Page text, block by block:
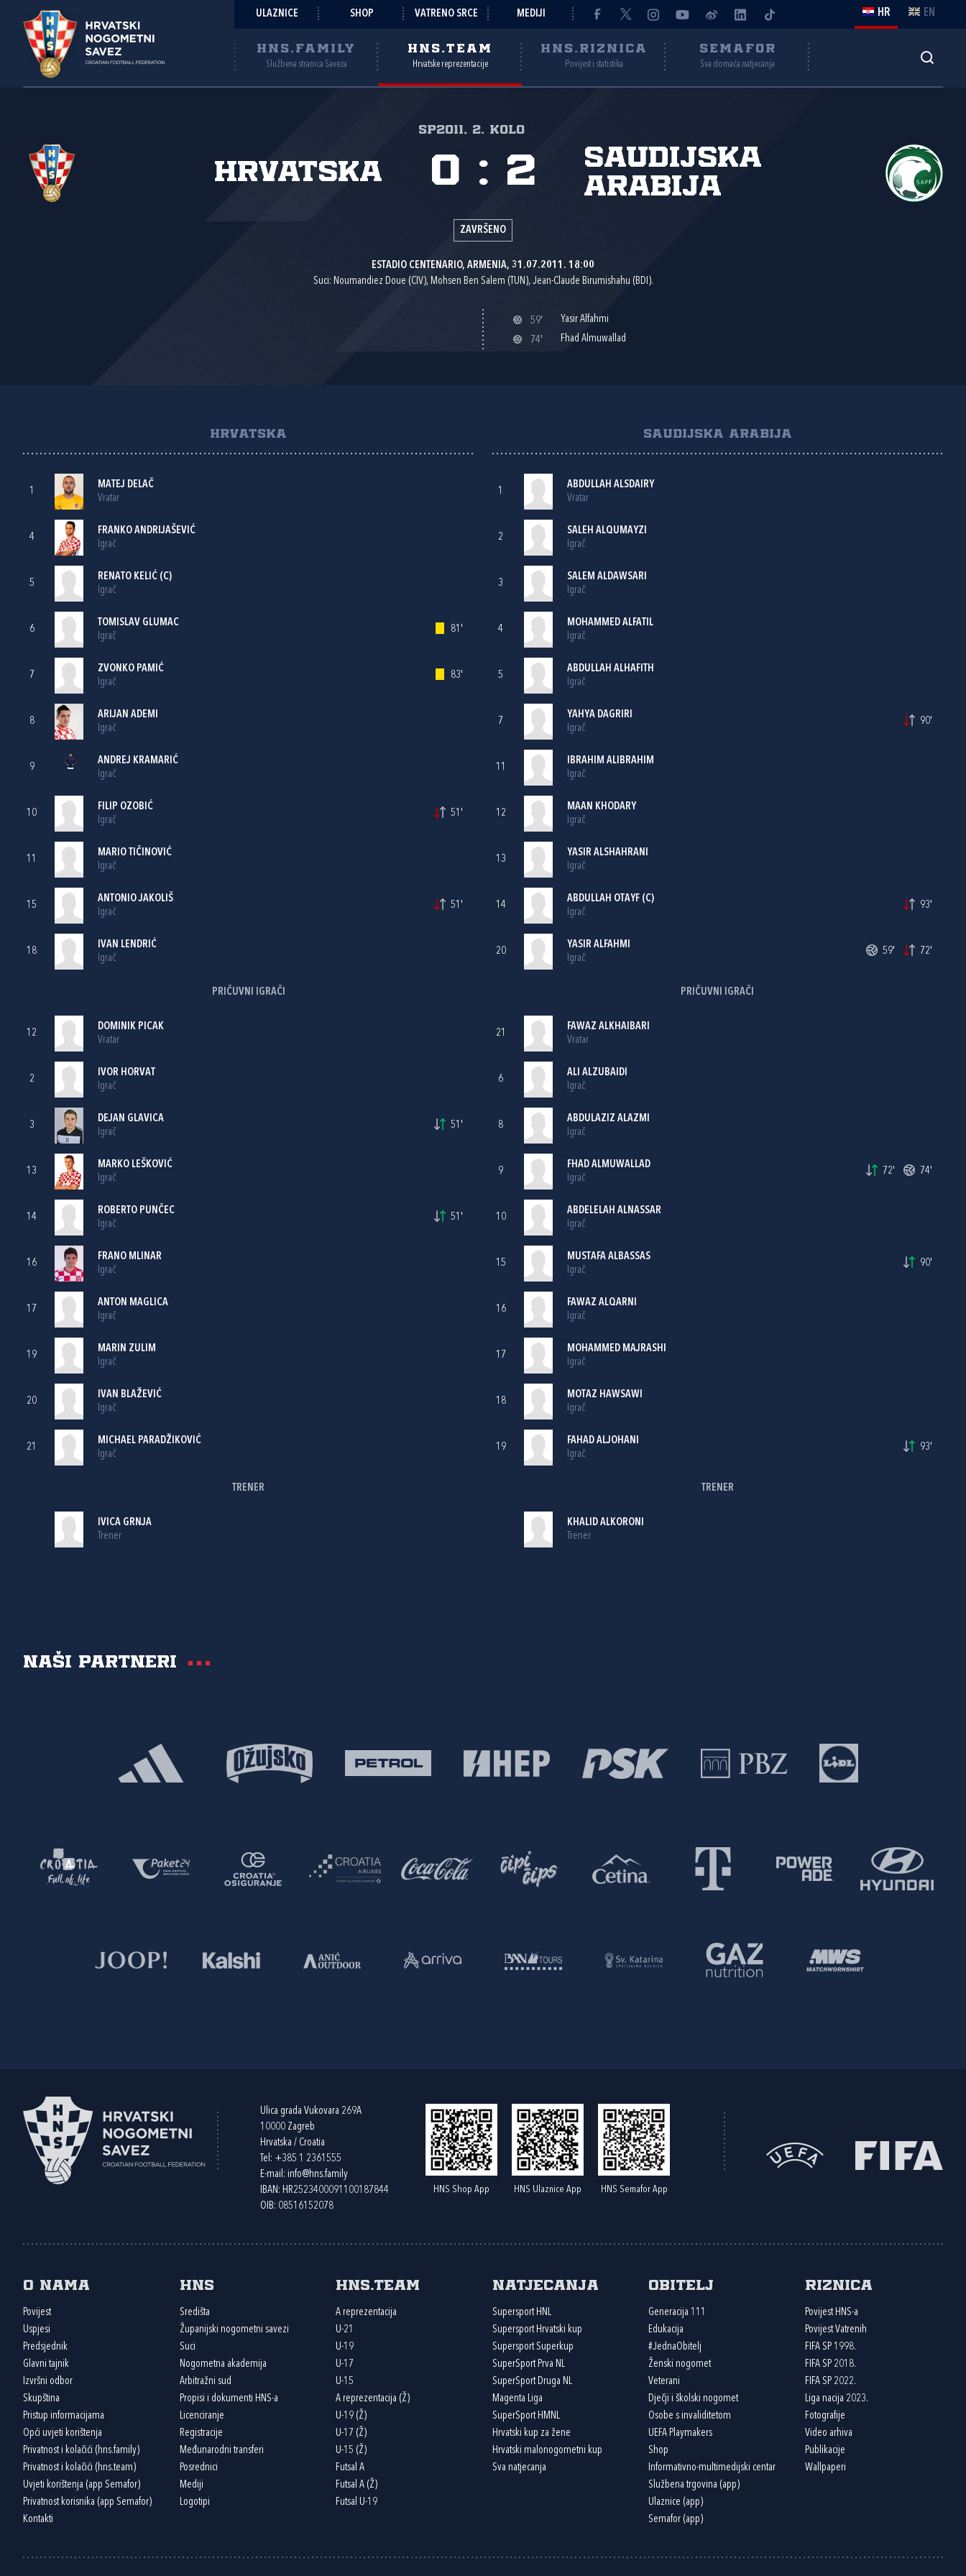
ULAZNICE SHOP VATRENO SRCE MEDIJI HR EN
HNS.FAMILY
Službena stranica Saveza
HNS.TEAM
Hrvatske reprezentacije
HNS.RIZNICA
Povijest i statistika
SEMAFOR
Sva domaća natjecanja
SP2011, 2. kolo
Hrvatska
Saudijska
Arabija
0 : 2
ZAVRŠENO
ESTADIO CENTENARIO, ARMENIA, 31.07.2011. 18:00
Suci: Noumandiez Doue (CIV), Mohsen Ben Salem (TUN), Jean-Claude Birumishahu (BDI).
59'
Yasir Alfahmi
74'
Fhad Almuwallad
HRVATSKA
1
MATEJ DELAČ
Vratar
4
FRANKO ANDRIJAŠEVIĆ
Igrač
5
RENATO KELIĆ (C)
Igrač
6
TOMISLAV GLUMAC
Igrač
81'
7
ZVONKO PAMIĆ
Igrač
83'
8
ARIJAN ADEMI
Igrač
9
ANDREJ KRAMARIĆ
Igrač
10
FILIP OZOBIĆ
Igrač
51'
11
MARIO TIČINOVIĆ
Igrač
15
ANTONIO JAKOLIŠ
Igrač
51'
18
IVAN LENDRIĆ
Igrač
PRIČUVNI IGRAČI
12
DOMINIK PICAK
Vratar
2
IVOR HORVAT
Igrač
3
DEJAN GLAVICA
Igrač
51'
13
MARKO LEŠKOVIĆ
Igrač
14
ROBERTO PUNČEC
Igrač
51'
16
FRANO MLINAR
Igrač
17
ANTON MAGLICA
Igrač
19
MARIN ZULIM
Igrač
20
IVAN BLAŽEVIĆ
Igrač
21
MICHAEL PARADŽIKOVIĆ
Igrač
TRENER
IVICA GRNJA
Trener
SAUDIJSKA ARABIJA
1
ABDULLAH ALSDAIRY
Vratar
2
SALEH ALQUMAYZI
Igrač
3
SALEM ALDAWSARI
Igrač
4
MOHAMMED ALFATIL
Igrač
5
ABDULLAH ALHAFITH
Igrač
7
YAHYA DAGRIRI
Igrač
90'
11
IBRAHIM ALIBRAHIM
Igrač
12
MAAN KHODARY
Igrač
13
YASIR ALSHAHRANI
Igrač
14
ABDULLAH OTAYF (C)
Igrač
93'
20
YASIR ALFAHMI
Igrač
59' 72'
PRIČUVNI IGRAČI
21
FAWAZ ALKHAIBARI
Vratar
6
ALI ALZUBAIDI
Igrač
8
ABDULAZIZ ALAZMI
Igrač
9
FHAD ALMUWALLAD
Igrač
72' 74'
10
ABDELELAH ALNASSAR
Igrač
15
MUSTAFA ALBASSAS
Igrač
90'
16
FAWAZ ALQARNI
Igrač
17
MOHAMMED MAJRASHI
Igrač
18
MOTAZ HAWSAWI
Igrač
19
FAHAD ALJOHANI
Igrač
93'
TRENER
KHALID ALKORONI
Trener
Naši partneri
Ulica grada Vukovara 269A
10000 Zagreb
Hrvatska / Croatia
Tel: +385 1 2361555
E-mail: info@hns.family
IBAN: HR2523400091100187844
OIB: 08516152078
HNS Shop App HNS Ulaznice App HNS Semafor App
O nama
Povijest
Uspjesi
Predsjednik
Glavni tajnik
Izvršni odbor
Skupština
Pristup informacijama
Opći uvjeti korištenja
Privatnost i kolačići (hns.family)
Privatnost i kolačići (hns.team)
Uvjeti korištenja (app Semafor)
Privatnost korisnika (app Semafor)
Kontakti
HNS
Središta
Županijski nogometni savezi
Suci
Nogometna akademija
Arbitražni sud
Propisi i dokumenti HNS-a
Licenciranje
Registracije
Međunarodni transferi
Posrednici
Mediji
Logotipi
HNS.team
A reprezentacija
U-21
U-19
U-17
U-15
A reprezentacija (Ž)
U-19 (Ž)
U-17 (Ž)
U-15 (Ž)
Futsal A
Futsal A (Ž)
Futsal U-19
Natjecanja
Supersport HNL
Supersport Hrvatski kup
Supersport Superkup
SuperSport Prva NL
SuperSport Druga NL
Magenta Liga
SuperSport HMNL
Hrvatski kup za žene
Hrvatski malonogometni kup
Sva natjecanja
Obitelj
Generacija 111
Edukacija
#JednaObitelj
Ženski nogomet
Veterani
Dječji i školski nogomet
Osobe s invaliditetom
UEFA Playmakers
Shop
Informativno-multimedijski centar
Službena trgovina (app)
Ulaznice (app)
Semafor (app)
Riznica
Povijest HNS-a
Povijest Vatrenih
FIFA SP 1998.
FIFA SP 2018.
FIFA SP 2022.
Liga nacija 2023.
Fotografije
Video arhiva
Publikacije
Wallpaperi